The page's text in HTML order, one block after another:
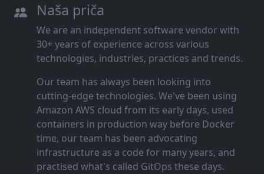
Naša priča
We are an independent software vendor with
30+ years of experience across various
technologies, industries, practices and trends.
Our team has always been looking into
cutting‑edge technologies. We've been using
Amazon AWS cloud from its early days, used
containers in production way before Docker
time, our team has been advocating
infrastructure as a code for many years, and
practised what's called GitOps these days.